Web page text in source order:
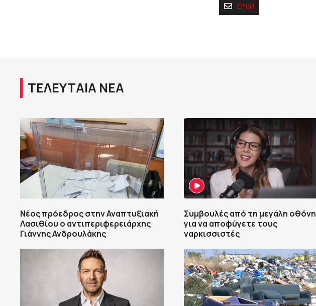
Email
ΤΕΛΕΥΤΑΙΑ ΝΕΑ
Νέος πρόεδρος στην Αναπτυξιακή
Λασιθίου ο αντιπεριφερειάρχης
Γιάννης Ανδρουλάκης
Συμβουλές από τη μεγάλη οθόνη
για να αποφύγετε τους
ναρκισσιστές